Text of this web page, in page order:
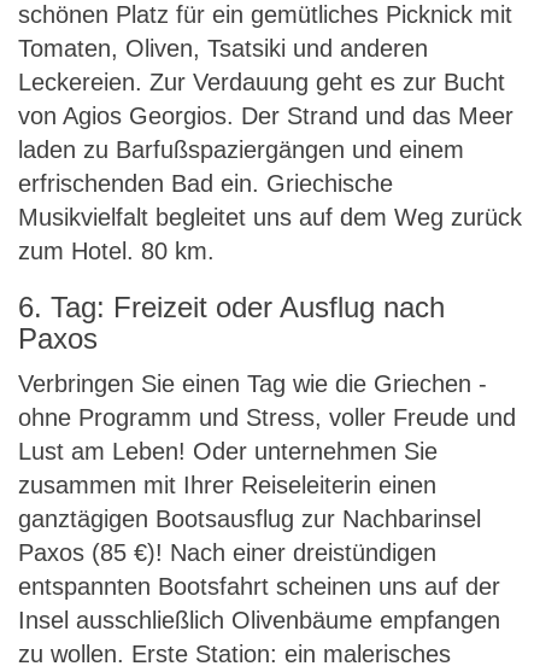
schönen Platz für ein gemütliches Picknick mit
Tomaten, Oliven, Tsatsiki und anderen
Leckereien. Zur Verdauung geht es zur Bucht
von Agios Georgios. Der Strand und das Meer
laden zu Barfußspaziergängen und einem
erfrischenden Bad ein. Griechische
Musikvielfalt begleitet uns auf dem Weg zurück
zum Hotel. 80 km.
6. Tag: Freizeit oder Ausflug nach
Paxos
Verbringen Sie einen Tag wie die Griechen -
ohne Programm und Stress, voller Freude und
Lust am Leben! Oder unternehmen Sie
zusammen mit Ihrer Reiseleiterin einen
ganztägigen Bootsausflug zur Nachbarinsel
Paxos (85 €)! Nach einer dreistündigen
entspannten Bootsfahrt scheinen uns auf der
Insel ausschließlich Olivenbäume empfangen
zu wollen. Erste Station: ein malerisches